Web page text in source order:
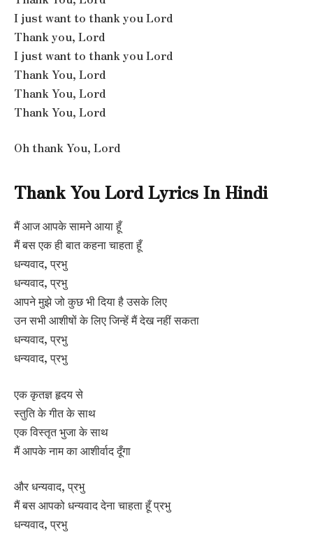
I just want to thank you Lord
Thank you, Lord
I just want to thank you Lord
Thank You, Lord
Thank You, Lord
Thank You, Lord
Oh thank You, Lord
Thank You Lord Lyrics In Hindi
मैं आज आपके सामने आया हूँ
मैं बस एक ही बात कहना चाहता हूँ
धन्यवाद, प्रभु
धन्यवाद, प्रभु
आपने मुझे जो कुछ भी दिया है उसके लिए
उन सभी आशीषों के लिए जिन्हें मैं देख नहीं सकता
धन्यवाद, प्रभु
धन्यवाद, प्रभु
एक कृतज्ञ हृदय से
स्तुति के गीत के साथ
एक विस्तृत भुजा के साथ
मैं आपके नाम का आशीर्वाद दूँगा
और धन्यवाद, प्रभु
मैं बस आपको धन्यवाद देना चाहता हूँ प्रभु
धन्यवाद, प्रभु